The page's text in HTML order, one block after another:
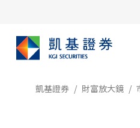
凱基證券 財富放大鏡